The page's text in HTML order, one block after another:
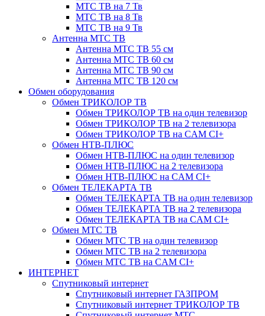
МТС ТВ на 7 Тв
МТС ТВ на 8 Тв
МТС ТВ на 9 Тв
Антенна МТС ТВ
Антенна МТС ТВ 55 см
Антенна МТС ТВ 60 см
Антенна МТС ТВ 90 см
Антенна МТС ТВ 120 см
Обмен оборудования
Обмен ТРИКОЛОР ТВ
Обмен ТРИКОЛОР ТВ на один телевизор
Обмен ТРИКОЛОР ТВ на 2 телевизора
Обмен ТРИКОЛОР ТВ на CAM CI+
Обмен НТВ-ПЛЮС
Обмен НТВ-ПЛЮС на один телевизор
Обмен НТВ-ПЛЮС на 2 телевизора
Обмен НТВ-ПЛЮС на CAM CI+
Обмен ТЕЛЕКАРТА ТВ
Обмен ТЕЛЕКАРТА ТВ на один телевизор
Обмен ТЕЛЕКАРТА ТВ на 2 телевизора
Обмен ТЕЛЕКАРТА ТВ на CAM CI+
Обмен МТС ТВ
Обмен МТС ТВ на один телевизор
Обмен МТС ТВ на 2 телевизора
Обмен МТС ТВ на CAM CI+
ИНТЕРНЕТ
Спутниковый интернет
Спутниковый интернет ГАЗПРОМ
Спутниковый интернет ТРИКОЛОР ТВ